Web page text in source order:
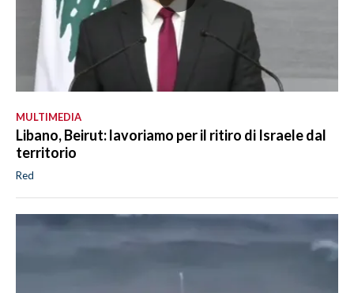
MULTIMEDIA
Libano, Beirut: lavoriamo per il ritiro di Israele dal
territorio
Red